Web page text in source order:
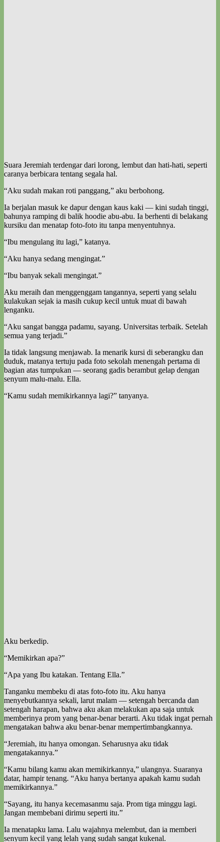
Suara Jeremiah terdengar dari lorong, lembut dan hati-hati, seperti
caranya berbicara tentang segala hal.
“Aku sudah makan roti panggang,” aku berbohong.
Ia berjalan masuk ke dapur dengan kaus kaki — kini sudah tinggi,
bahunya ramping di balik hoodie abu-abu. Ia berhenti di belakang
kursiku dan menatap foto-foto itu tanpa menyentuhnya.
“Ibu mengulang itu lagi,” katanya.
“Aku hanya sedang mengingat.”
“Ibu banyak sekali mengingat.”
Aku meraih dan menggenggam tangannya, seperti yang selalu
kulakukan sejak ia masih cukup kecil untuk muat di bawah
lenganku.
“Aku sangat bangga padamu, sayang. Universitas terbaik. Setelah
semua yang terjadi.”
Ia tidak langsung menjawab. Ia menarik kursi di seberangku dan
duduk, matanya tertuju pada foto sekolah menengah pertama di
bagian atas tumpukan — seorang gadis berambut gelap dengan
senyum malu-malu. Ella.
“Kamu sudah memikirkannya lagi?” tanyanya.
Aku berkedip.
“Memikirkan apa?”
“Apa yang Ibu katakan. Tentang Ella.”
Tanganku membeku di atas foto-foto itu. Aku hanya
menyebutkannya sekali, larut malam — setengah bercanda dan
setengah harapan, bahwa aku akan melakukan apa saja untuk
memberinya prom yang benar-benar berarti. Aku tidak ingat pernah
mengatakan bahwa aku benar-benar mempertimbangkannya.
“Jeremiah, itu hanya omongan. Seharusnya aku tidak
mengatakannya.”
“Kamu bilang kamu akan memikirkannya,” ulangnya. Suaranya
datar, hampir tenang. “Aku hanya bertanya apakah kamu sudah
memikirkannya.”
“Sayang, itu hanya kecemasanmu saja. Prom tiga minggu lagi.
Jangan membebani dirimu seperti itu.”
Ia menatapku lama. Lalu wajahnya melembut, dan ia memberi
senyum kecil yang lelah yang sudah sangat kukenal.